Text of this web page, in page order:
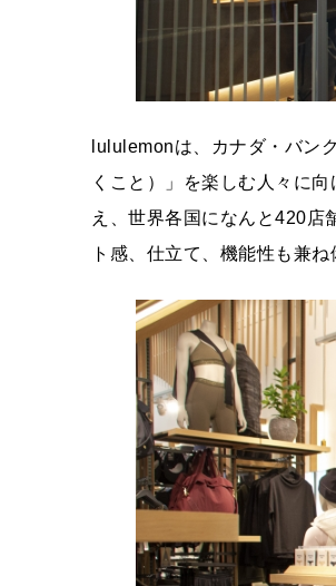
lululemonは、カナダ・バン
くこと）」を楽しむ人々に
え、世界各国になんと420店
ト感、仕立て、機能性も兼